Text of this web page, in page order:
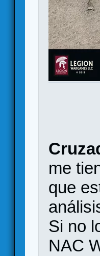
me
que
Si no
NAC